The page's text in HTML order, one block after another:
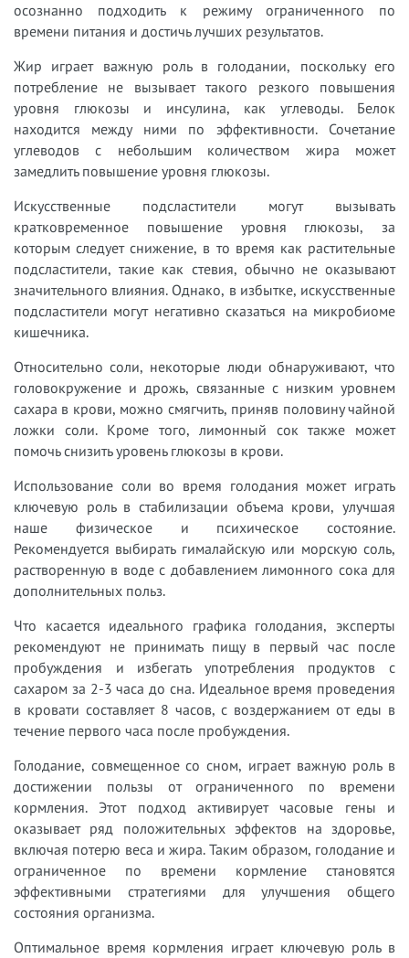
осознанно подходить к режиму ограниченного по
времени питания и достичь лучших результатов.
Жир играет важную роль в голодании, поскольку его
потребление не вызывает такого резкого повышения
уровня глюкозы и инсулина, как углеводы. Белок
находится между ними по эффективности. Сочетание
углеводов с небольшим количеством жира может
замедлить повышение уровня глюкозы.
Искусственные подсластители могут вызывать
кратковременное повышение уровня глюкозы, за
которым следует снижение, в то время как растительные
подсластители, такие как стевия, обычно не оказывают
значительного влияния. Однако, в избытке, искусственные
подсластители могут негативно сказаться на микробиоме
кишечника.
Относительно соли, некоторые люди обнаруживают, что
головокружение и дрожь, связанные с низким уровнем
сахара в крови, можно смягчить, приняв половину чайной
ложки соли. Кроме того, лимонный сок также может
помочь снизить уровень глюкозы в крови.
Использование соли во время голодания может играть
ключевую роль в стабилизации объема крови, улучшая
наше физическое и психическое состояние.
Рекомендуется выбирать гималайскую или морскую соль,
растворенную в воде с добавлением лимонного сока для
дополнительных польз.
Что касается идеального графика голодания, эксперты
рекомендуют не принимать пищу в первый час после
пробуждения и избегать употребления продуктов с
сахаром за 2-3 часа до сна. Идеальное время проведения
в кровати составляет 8 часов, с воздержанием от еды в
течение первого часа после пробуждения.
Голодание, совмещенное со сном, играет важную роль в
достижении пользы от ограниченного по времени
кормления. Этот подход активирует часовые гены и
оказывает ряд положительных эффектов на здоровье,
включая потерю веса и жира. Таким образом, голодание и
ограниченное по времени кормление становятся
эффективными стратегиями для улучшения общего
состояния организма.
Оптимальное время кормления играет ключевую роль в